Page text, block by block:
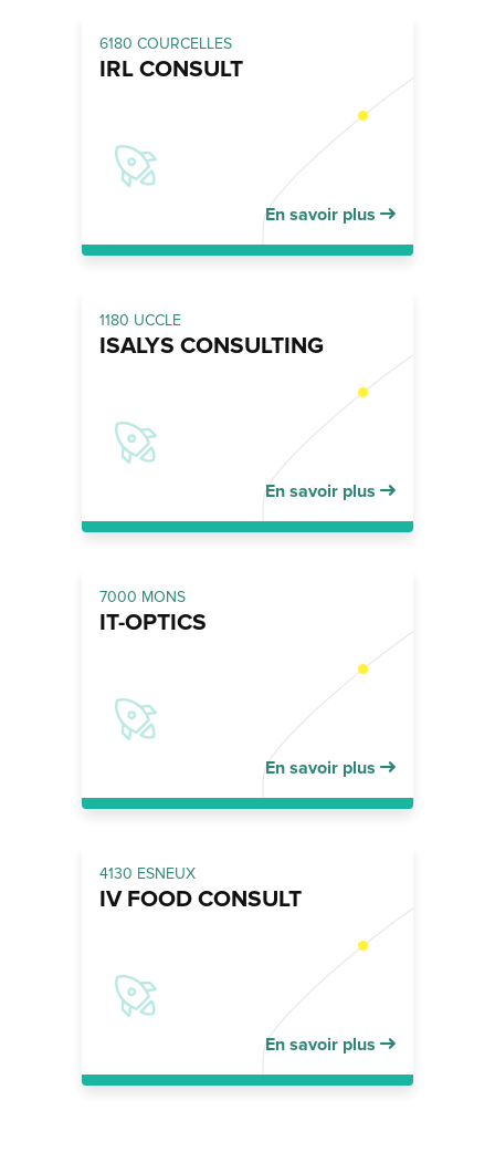
6180 COURCELLES
IRL CONSULT
En savoir plus
1180 UCCLE
ISALYS CONSULTING
En savoir plus
7000 MONS
IT-OPTICS
En savoir plus
4130 ESNEUX
IV FOOD CONSULT
En savoir plus